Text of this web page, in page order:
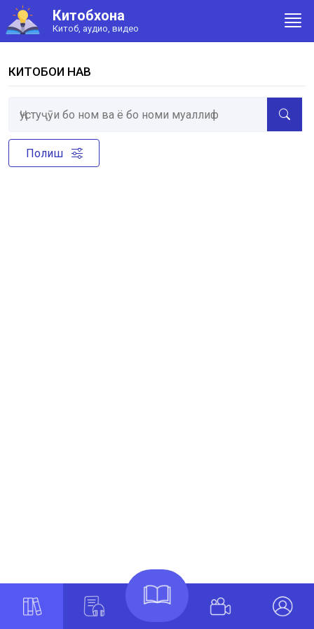
Китобхона
Китоб, аудио, видео
КИТОБҲОИ НАВ
Полиш